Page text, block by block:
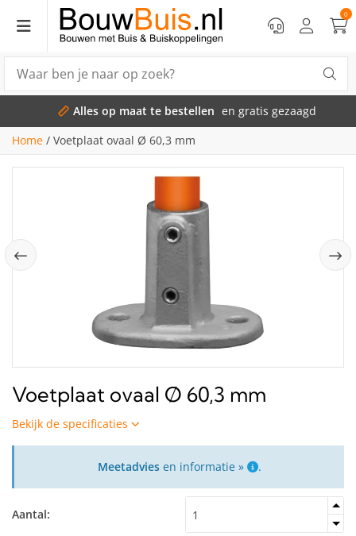
0
Alles op maat te bestellen en gratis gezaagd
Home / Voetplaat ovaal Ø 60,3 mm
Voetplaat ovaal Ø 60,3 mm
Bekijk de specificaties
Meetadviesen informatie » .
Aantal: